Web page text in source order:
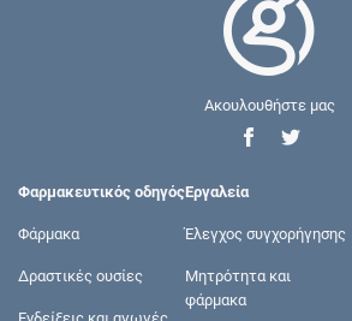
Ακουλουθήστε μας
Φαρμακευτικός οδηγός
Φάρμακα
Δραστικές ουσίες
Εργαλεία
Έλεγχος συγχορήγησης
Μητρότητα και
φάρμακα